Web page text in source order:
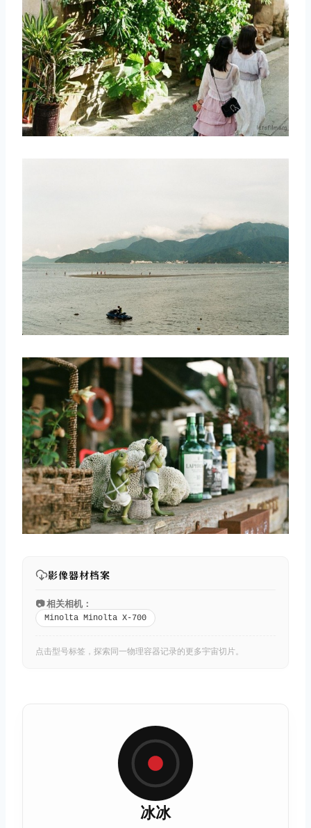
影像器材档案
📷 相关相机：
Minolta Minolta X-700
点击型号标签，探索同一物理容器记录的更多宇宙切片。
冰冰